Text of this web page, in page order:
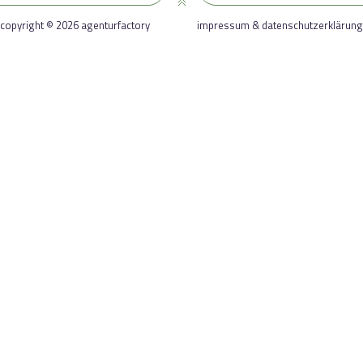
copyright © 2026 agenturfactory impressum & datenschutzerklärung